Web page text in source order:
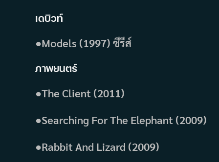
เดบิวท์
●Models (1997) ซีรีส์
ภาพยนตร์
●The Client (2011)
●Searching For The Elephant (2009)
●Rabbit And Lizard (2009)